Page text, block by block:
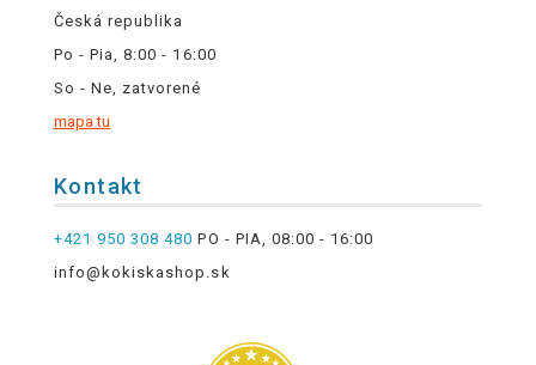
Česká republika
Po - Pia, 8:00 - 16:00
So - Ne, zatvorené
mapa tu
Kontakt
+421 950 308 480 PO - PIA, 08:00 - 16:00
info@kokiskashop.sk